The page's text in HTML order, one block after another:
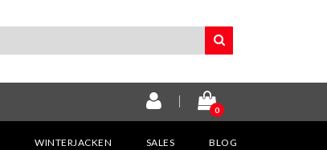
0
WINTERJACKEN SALES BLOG